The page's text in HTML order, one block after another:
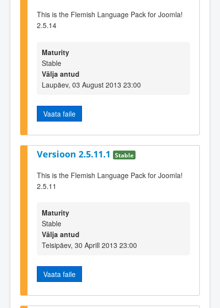
This is the Flemish Language Pack for Joomla!
2.5.14
Maturity
Stable
Välja antud
Laupäev, 03 August 2013 23:00
Vaata faile
Versioon 2.5.11.1 Stable
This is the Flemish Language Pack for Joomla!
2.5.11
Maturity
Stable
Välja antud
Teisipäev, 30 Aprill 2013 23:00
Vaata faile